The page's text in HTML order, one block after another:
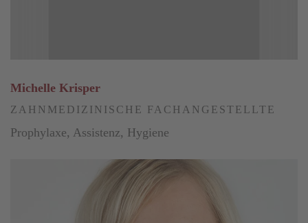
Michelle Krisper
ZAHNMEDIZINISCHE FACHANGESTELLTE
Prophylaxe, Assistenz, Hygiene